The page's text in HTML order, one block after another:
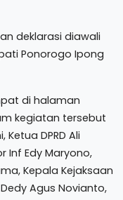
deklarasi diawali
Ponorogo Ipong
di halaman
kegiatan tersebut
DPRD Ali
Inf Edy Maryono,
Kepala Kejaksaan
Agus Novianto,